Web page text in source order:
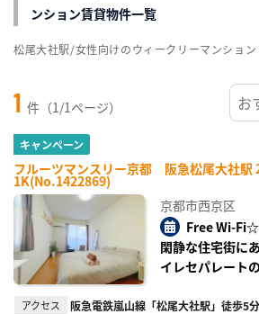
ンション賃貸物件一覧
1 件（1/1ページ）
キャンペーン
フルーツマンスリー京都 阪急松尾大社駅
1K(No.1422869)
京都市西京区
Free Wi-
閑静な住宅街に
イレセパレート
アクセス 阪急電鉄嵐山線「松尾大社駅」徒歩5分